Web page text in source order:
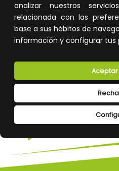
analizar nuestros
relacionada con las
base a sus hábitos de
información y configurar tus
Devoluciones
Atención al cliente